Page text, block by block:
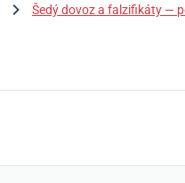
Šedý dovoz a falzifikáty —